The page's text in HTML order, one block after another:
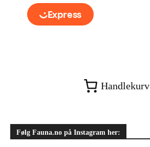
Handlekurv
Følg Fauna.no på Instagram her: